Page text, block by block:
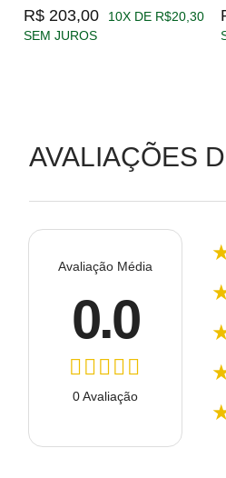
R$ 203,00
10X DE R$20,30
SEM JUROS
AVALIAÇÕES
Avaliação Média
0.0
0 Avaliação